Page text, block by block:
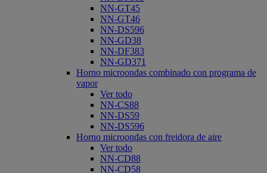
NN-GT45
NN-GT46
NN-DS596
NN-GD38
NN-DF383
NN-GD371
Horno microondas combinado con programa de
vapor
Ver todo
NN-CS88
NN-DS59
NN-DS596
Horno microondas con freidora de aire
Ver todo
NN-CD88
NN-CD58